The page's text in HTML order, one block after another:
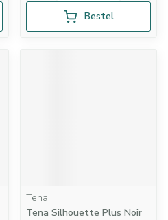
Bestel
Tena
Tena Silhouette Plus Noir